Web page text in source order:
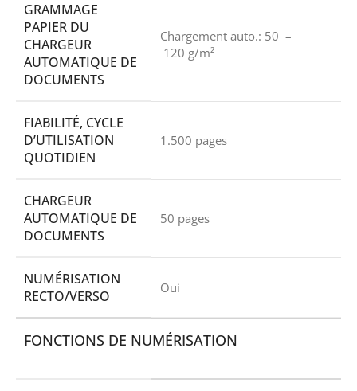
GRAMMAGE
PAPIER DU
CHARGEUR
AUTOMATIQUE DE
DOCUMENTS
Chargement auto.: 50 –
120 g/m²
FIABILITÉ, CYCLE
D’UTILISATION
QUOTIDIEN
1.500 pages
CHARGEUR
AUTOMATIQUE DE
DOCUMENTS
50 pages
NUMÉRISATION
RECTO/VERSO
Oui
FONCTIONS DE NUMÉRISATION